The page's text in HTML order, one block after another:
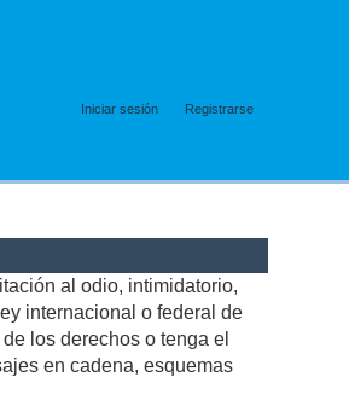
Iniciar sesión Registrarse
al odio, intimidatorio,
internacional o federal de
los derechos o tenga el
en cadena, esquemas